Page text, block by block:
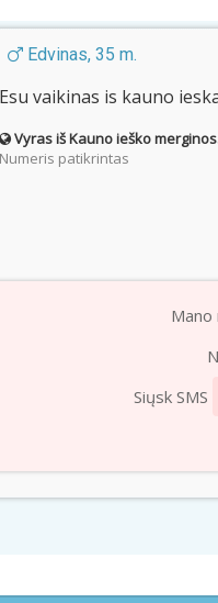
Edvinas, 35 m.
Esu vaikinas is kauno
Vyras iš Kauno ieško
Numeris patikrintas
Mano
Siųsk SMS